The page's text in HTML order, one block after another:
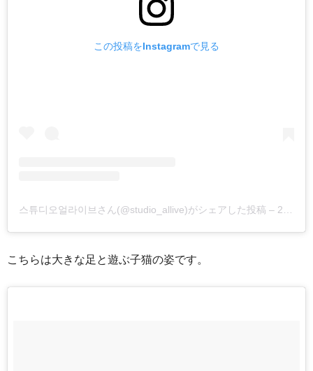
この投稿をInstagramで見る
스튜디오얼라이브さん(@studio_allive)がシェアした投稿 – 2017年 7月月7日午前5時34分PDT
こちらは大きな足と遊ぶ子猫の姿です。